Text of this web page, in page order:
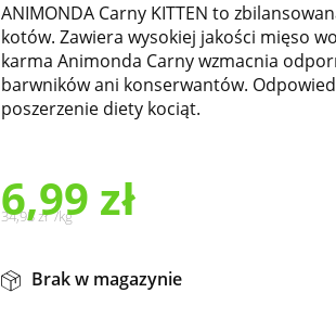
ANIMONDA Carny KITTEN to
kotów. Zawiera wysokiej jakości mięso
karma Animonda Carny wzmacnia
barwników ani konserwantów.
poszerzenie diety kociąt.
6,99 zł
34,95zł /kg
Brak w magazynie